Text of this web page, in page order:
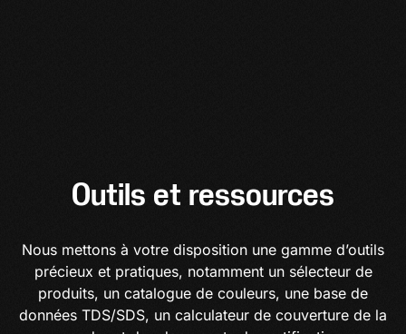
Outils et ressources
Nous mettons à votre disposition une gamme d’outils
précieux et pratiques, notamment un sélecteur de
produits, un catalogue de couleurs, une base de
données TDS/SDS, un calculateur de couverture de la